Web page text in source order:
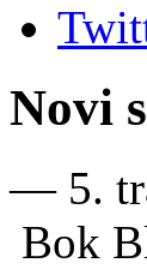
Novi
― 5.
Bok